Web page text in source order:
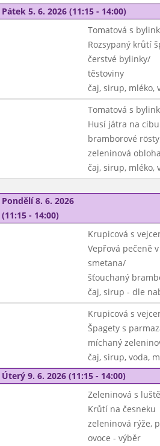
Pátek 5. 6. 2026 (11:15 - 14:00)
Tomatová s
Rozsypaný krůtí
čerstvé bylinky/
těstoviny
čaj, sirup, mléko,
Tomatová s
Husí játra na
bramborové rösty
zeleninová
čaj, sirup, mléko,
Pondělí 8. 6. 2026
(11:15 - 14:00)
Krupicová s
Vepřová pečeně
smetana/
šťouchaný
čaj, sirup - dle
Krupicová s
Špagety s
míchaný
čaj, sirup, voda,
Úterý 9. 6. 2026 (11:15 - 14:00)
Zeleninová s
Krůtí na česneku
zeleninová rýže,
ovoce - výběr